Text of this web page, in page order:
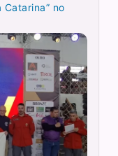
Catarina” no